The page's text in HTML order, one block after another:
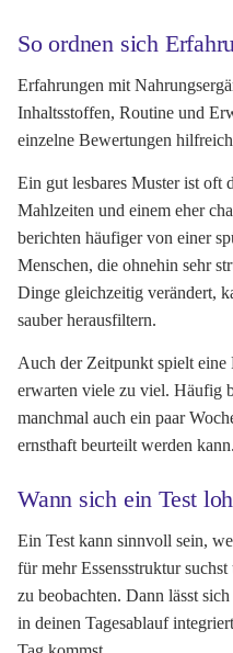
So ordnen sich
Erfahrungen mit
Inhaltsstoffen, Routine und
einzelne Bewertungen
Ein gut lesbares Muster ist oft
Mahlzeiten und einem eher
berichten häufiger von einer
Menschen, die ohnehin sehr
Dinge gleichzeitig verändert,
sauber herausfiltern.
Auch der Zeitpunkt spielt
erwarten viele zu viel. Häufig
manchmal auch ein paar
ernsthaft beurteilt werden kann.
Wann sich ein Test
Ein Test kann sinnvoll sein,
für mehr Essensstruktur
zu beobachten. Dann lässt
in deinen Tagesablauf